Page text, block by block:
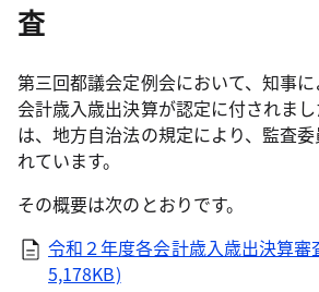
査
第三回都議会定例会において、知事
会計歳入歳出決算が認定に付されま
は、地方自治法の規定により、監査
れています。
その概要は次のとおりです。
令和２年度各会計歳入歳出決算審
5,178KB)